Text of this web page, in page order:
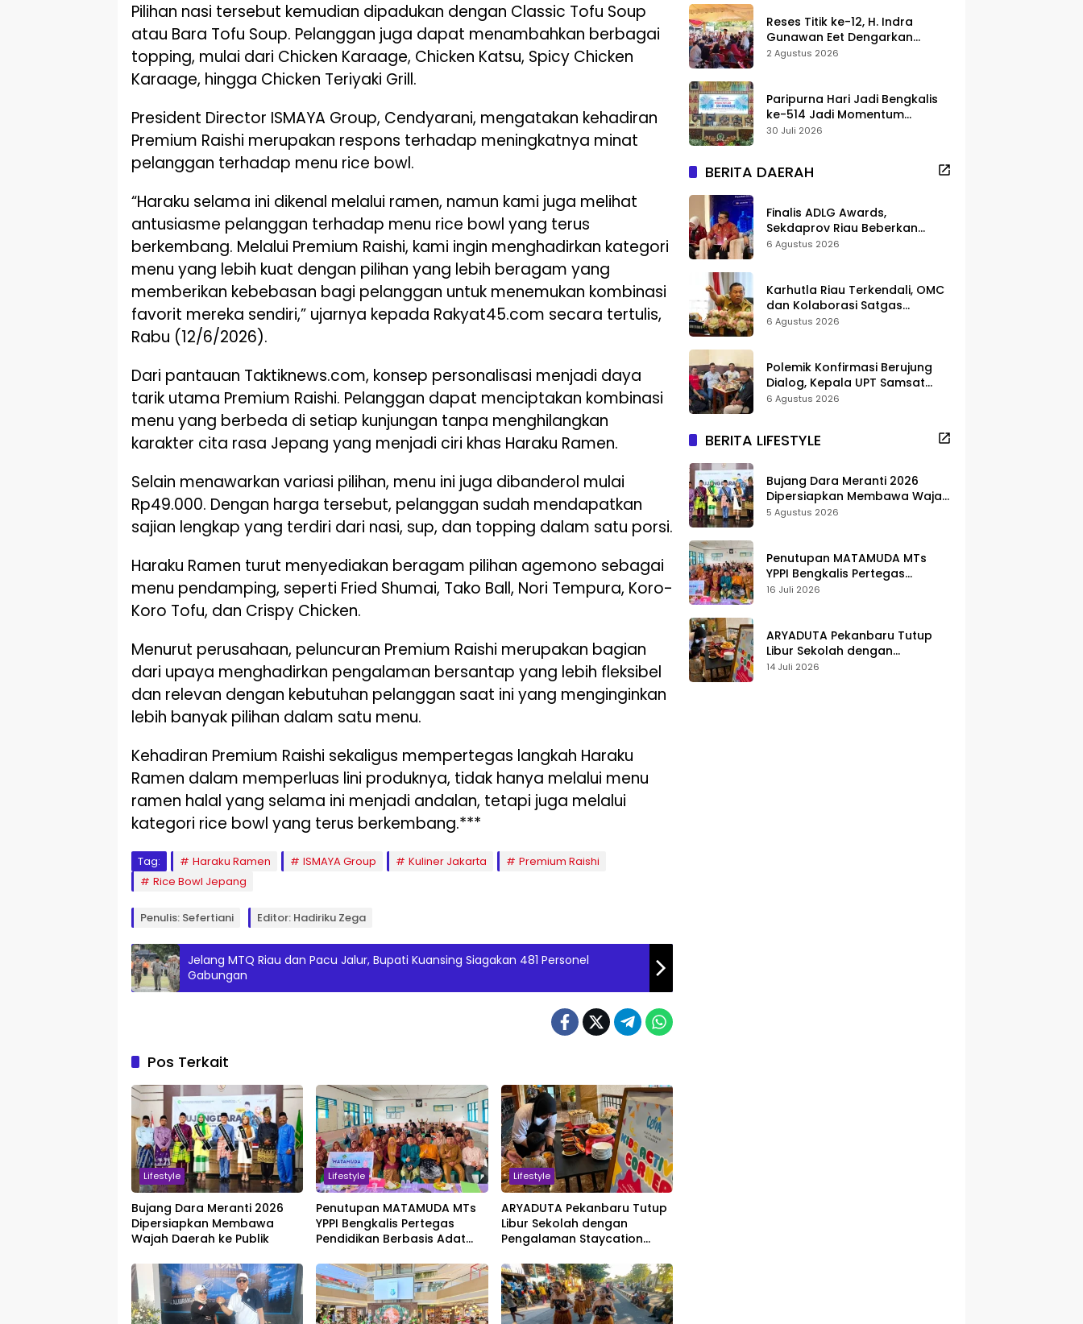
Pilihan nasi tersebut kemudian dipadukan dengan Classic Tofu Soup
atau Bara Tofu Soup. Pelanggan juga dapat menambahkan berbagai
topping, mulai dari Chicken Karaage, Chicken Katsu, Spicy Chicken
Karaage, hingga Chicken Teriyaki Grill.
President Director ISMAYA Group, Cendyarani, mengatakan kehadiran
Premium Raishi merupakan respons terhadap meningkatnya minat
pelanggan terhadap menu rice bowl.
“Haraku selama ini dikenal melalui ramen, namun kami juga melihat
antusiasme pelanggan terhadap menu rice bowl yang terus
berkembang. Melalui Premium Raishi, kami ingin menghadirkan kategori
menu yang lebih kuat dengan pilihan yang lebih beragam yang
memberikan kebebasan bagi pelanggan untuk menemukan kombinasi
favorit mereka sendiri,” ujarnya kepada Rakyat45.com secara tertulis,
Rabu (12/6/2026).
Dari pantauan Taktiknews.com, konsep personalisasi menjadi daya
tarik utama Premium Raishi. Pelanggan dapat menciptakan kombinasi
menu yang berbeda di setiap kunjungan tanpa menghilangkan
karakter cita rasa Jepang yang menjadi ciri khas Haraku Ramen.
Selain menawarkan variasi pilihan, menu ini juga dibanderol mulai
Rp49.000. Dengan harga tersebut, pelanggan sudah mendapatkan
sajian lengkap yang terdiri dari nasi, sup, dan topping dalam satu porsi.
Haraku Ramen turut menyediakan beragam pilihan agemono sebagai
menu pendamping, seperti Fried Shumai, Tako Ball, Nori Tempura, Koro-
Koro Tofu, dan Crispy Chicken.
Menurut perusahaan, peluncuran Premium Raishi merupakan bagian
dari upaya menghadirkan pengalaman bersantap yang lebih fleksibel
dan relevan dengan kebutuhan pelanggan saat ini yang menginginkan
lebih banyak pilihan dalam satu menu.
Kehadiran Premium Raishi sekaligus mempertegas langkah Haraku
Ramen dalam memperluas lini produknya, tidak hanya melalui menu
ramen halal yang selama ini menjadi andalan, tetapi juga melalui
kategori rice bowl yang terus berkembang.***
Tag: Haraku Ramen ISMAYA Group Kuliner Jakarta
Premium Raishi
Rice Bowl Jepang
Penulis: Sefertiani Editor: Hadiriku Zega
Jelang MTQ Riau dan Pacu Jalur, Bupati Kuansing Siagakan 481 Personel
Gabungan
Pos Terkait
Lifestyle
Bujang Dara Meranti 2026
Dipersiapkan Membawa
Wajah Daerah ke Publik
Lifestyle
Penutupan MATAMUDA MTs
YPPI Bengkalis Pertegas
Pendidikan Berbasis Adat
Lifestyle
ARYADUTA Pekanbaru Tutup
Libur Sekolah dengan
Pengalaman Staycation
Reses Titik ke-12, H. Indra
Gunawan Eet Dengarkan
Aspirasi Senggoro
2 Agustus 2026
Paripurna Hari Jadi Bengkalis
ke-514 Jadi Momentum
Perkuat Persatuan dan
30 Juli 2026
BERITA DAERAH
Finalis ADLG Awards,
Sekdaprov Riau Beberkan
Strategi Digitalisasi untuk
6 Agustus 2026
Karhutla Riau Terkendali, OMC
dan Kolaborasi Satgas
Berhasil Tekan Titik Api
6 Agustus 2026
Polemik Konfirmasi Berujung
Dialog, Kepala UPT Samsat
Bengkalis Minta Maaf
6 Agustus 2026
BERITA LIFESTYLE
Bujang Dara Meranti 2026
Dipersiapkan Membawa Wajah
Daerah ke Publik
5 Agustus 2026
Penutupan MATAMUDA MTs
YPPI Bengkalis Pertegas
Pendidikan Berbasis Adat dan
16 Juli 2026
ARYADUTA Pekanbaru Tutup
Libur Sekolah dengan
Pengalaman Staycation
14 Juli 2026